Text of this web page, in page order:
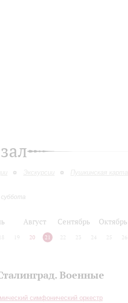
Экскурсии Пушкинская карта
суббота
Август Сентябрь Октябрь
18 19 20 21 22 23 24 25 26
Военные
симфонический оркестр